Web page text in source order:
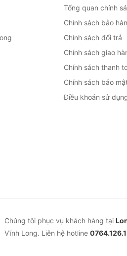
Tổng quan chính
Chính sách bảo
Chính sách đổi trả
Chính sách giao
Chính sách thanh
Chính sách bảo
Điều khoản sử
Chúng tôi phục vụ khách hàng tại
Vĩnh Long. Liên hệ hotline